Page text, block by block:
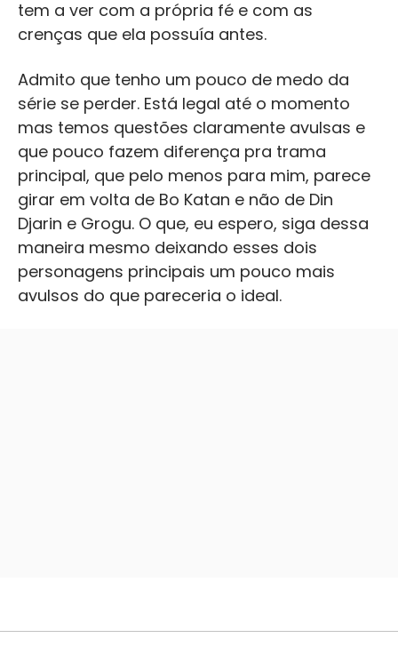
tem a ver com a própria fé e com as
crenças que ela possuía antes.
Admito que tenho um pouco de medo da
série se perder. Está legal até o momento
mas temos questões claramente avulsas e
que pouco fazem diferença pra trama
principal, que pelo menos para mim, parece
girar em volta de Bo Katan e não de Din
Djarin e Grogu. O que, eu espero, siga dessa
maneira mesmo deixando esses dois
personagens principais um pouco mais
avulsos do que pareceria o ideal.